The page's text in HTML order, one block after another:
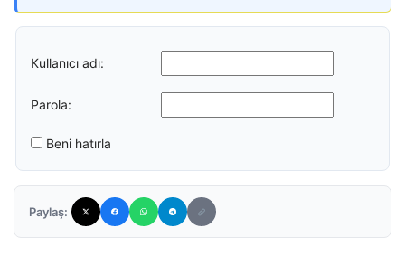
Kullanıcı adı:
Parola:
Beni hatırla
Paylaş: